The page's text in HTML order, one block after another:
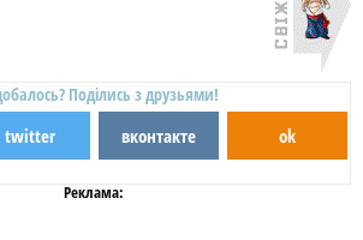
Поділись з друзьями!
twitter вконтакте ok
Реклама: